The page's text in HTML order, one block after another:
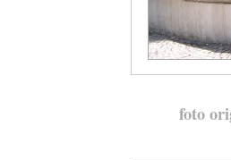
foto